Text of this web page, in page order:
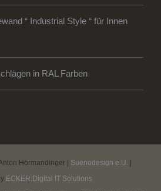
“ Industrial Style “ für Innen
in RAL Farben
Hörmandinger | Suenodesign e.U. |
ECKER.Digital IT Solutions